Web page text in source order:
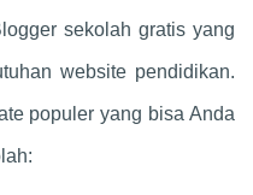
sekolah gratis yang
website pendidikan.
populer yang bisa Anda